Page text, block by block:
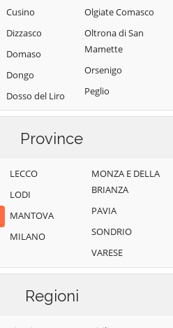
Cusino
Dizzasco
Domaso
Dongo
Dosso del Liro
Erba
Eupilio
Faloppio
Fenegrò
Figino Serenza
Fino Mornasco
Grandate
Olgiate Comasco
Oltrona di San
Mamette
Orsenigo
Peglio
Pianello del Lario
Pognana Lario
Ponna
Ponte Lambro
Porlezza
Proserpio
Province
LECCO
LODI
MANTOVA
MILANO
MONZA E DELLA
BRIANZA
PAVIA
SONDRIO
VARESE
Regioni